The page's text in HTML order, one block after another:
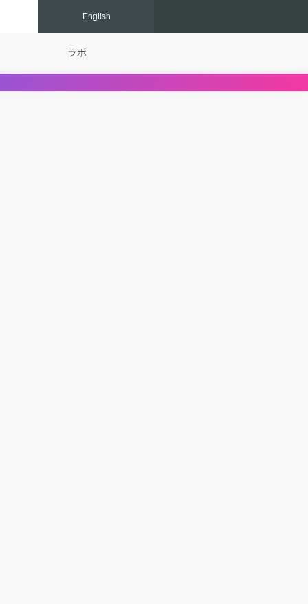
Eng lish
ラボ